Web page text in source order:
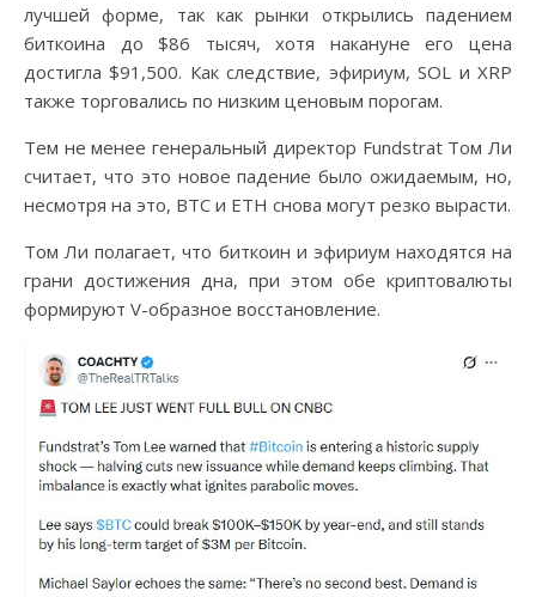
лучшей форме, так как рынки открылись падением
биткоина до $86 тысяч, хотя накануне его цена
достигла $91,500. Как следствие, эфириум, SOL и XRP
также торговались по низким ценовым порогам.
Тем не менее генеральный директор Fundstrat Том Ли
считает, что это новое падение было ожидаемым, но,
несмотря на это, BTC и ETH снова могут резко вырасти.
Том Ли полагает, что биткоин и эфириум находятся на
грани достижения дна, при этом обе криптовалюты
формируют V-образное восстановление.